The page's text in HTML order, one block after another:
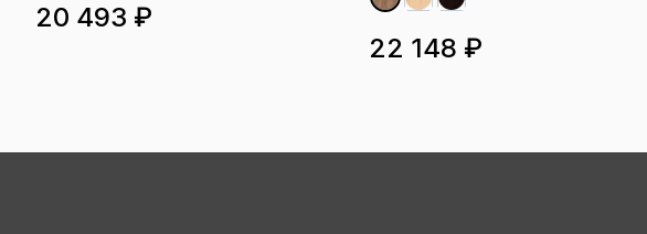
20 493 ₽
22 148 ₽